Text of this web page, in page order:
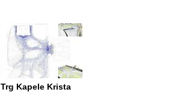
Trg Kapele Krista